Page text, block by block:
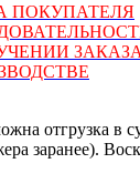
ПОКУПАТЕЛЯ
ЗАКАЗА
отгрузка в
заранее).